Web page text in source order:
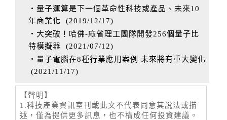
‧量子運算是下一個革命性科技或產品、未來10
年商業化 (2019/12/17)
‧大突破！哈佛-麻省理工團隊開發256個量子比
特模擬器 (2021/07/12)
‧量子電腦在8種行業應用案例 未來將有重大變化
(2021/11/17)
【聲明】
1.科技產業資訊室刊載此文不代表同意其說法或描
述，僅為提供更多訊息，也不構成任何投資建議。